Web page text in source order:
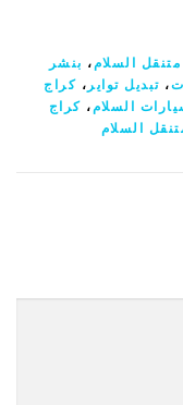
السلام، بنشر
، تبديل تواير ، كراج
السلام، كراج
السلام